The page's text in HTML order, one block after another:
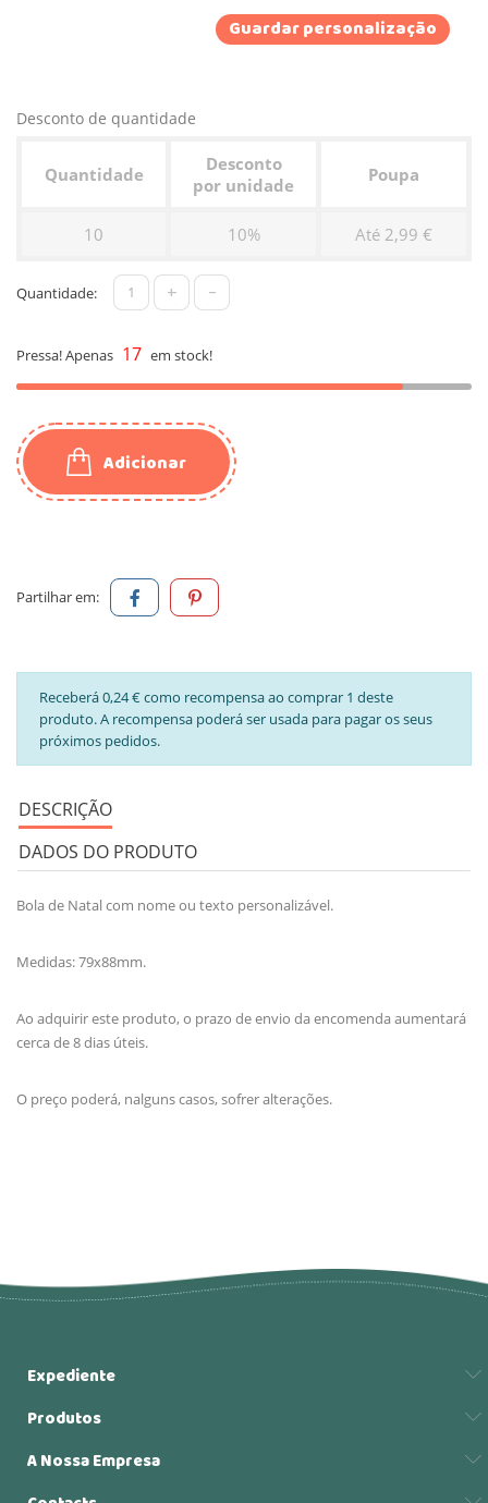
Guardar personalização
Desconto de quantidade
Quantidade
Desconto
por unidade
Poupa
10 10% Até 2,99 €
Quantidade: + -
Pressa! Apenas 17 em stock!
Adicionar
Partilhar em:
Receberá 0,24 € como recompensa ao comprar 1 deste
produto. A recompensa poderá ser usada para pagar os seus
próximos pedidos.
DESCRIÇÃO
DADOS DO PRODUTO
Bola de Natal com nome ou texto personalizável.
Medidas: 79x88mm.
Ao adquirir este produto, o prazo de envio da encomenda aumentará
cerca de 8 dias úteis.
O preço poderá, nalguns casos, sofrer alterações.
Expediente
Produtos
A Nossa Empresa